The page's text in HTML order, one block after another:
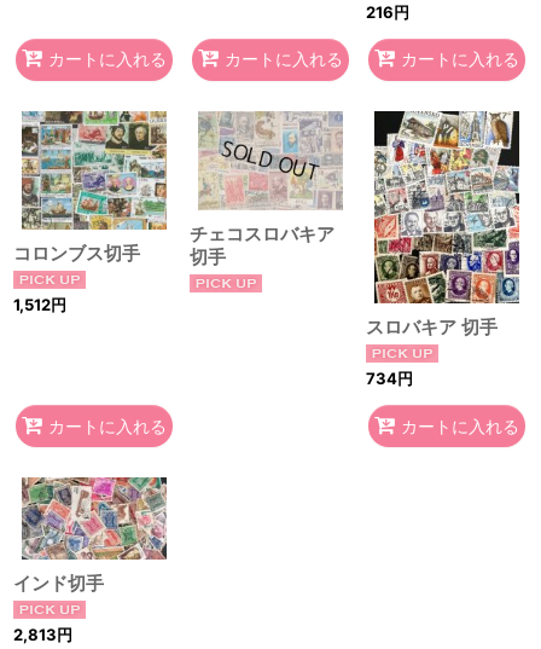
カートに入れる カートに入れる
216円
カートに入れる
コロンブス切手
1,512円
カートに入れる
チェコスロバキア
切手
スロバキア 切手
734円
カートに入れる
インド切手
2,813円